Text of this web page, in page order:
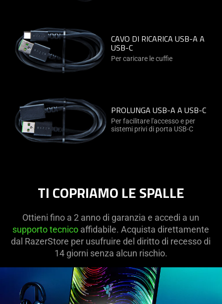
CAVO DI RICARICA USB-A A
USB-C
Per caricare le cuffie
PROLUNGA USB-A A USB-C
Per facilitare l'accesso e per
sistemi privi di porta USB-C
TI COPRIAMO LE SPALLE
Ottieni fino a 2 anno di garanzia e accedi a un
supporto tecnico affidabile. Acquista direttamente
dal RazerStore per usufruire del diritto di recesso di
14 giorni senza alcun rischio.